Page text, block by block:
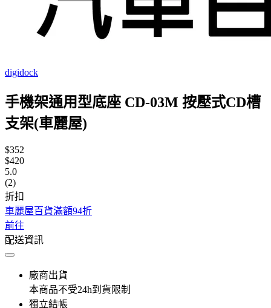
digidock
手機架通用型底座 CD-03M 按壓式CD槽
支架(車麗屋)
$352
$420
5.0
(2)
折扣
車麗屋百貨滿額94折
前往
配送資訊
廠商出貨
本商品不受24h到貨限制
獨立結帳